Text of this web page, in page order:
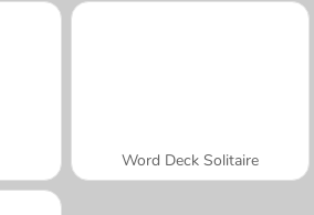
Word Deck Solitaire